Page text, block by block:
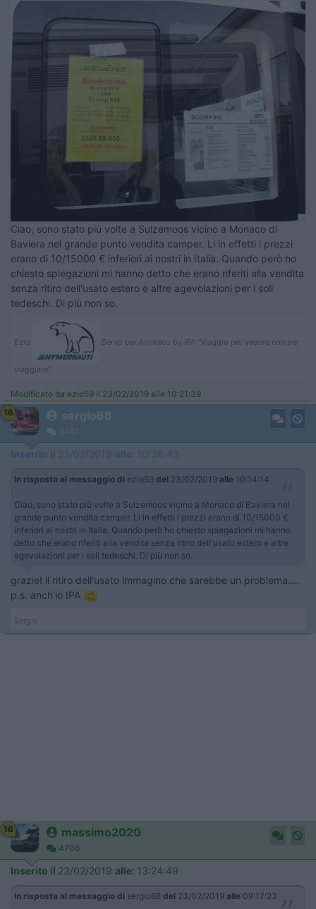
Ciao, sono stato più volte a Sulzemoos vicino a Monaco di
Baviera nel grande punto vendita camper. Li in effetti i prezzi
erano di 10/15000 € inferiori ai nostri in Italia. Quando però ho
chiesto spiegazioni mi hanno detto che erano riferiti alla vendita
senza ritiro dell'usato estero e altre agevolazioni per i soli
tedeschi. Di più non so.
Ezio Servo per Amikeco by IPA "Viaggio per vedere non per
viaggiare"
Modificato da ezio59 il 23/02/2019 alle 10:21:39
16
sergio68
3467
Inserito il 23/02/2019 alle: 10:38:43
In risposta al messaggio di ezio59 del 23/02/2019 alle 10:14:14
Ciao, sono stato più volte a Sulzemoos vicino a Monaco di Baviera nel
grande punto vendita camper. Li in effetti i prezzi erano di 10/15000 €
inferiori ai nostri in Italia. Quando però ho chiesto spiegazioni mi hanno
detto che erano riferiti alla vendita senza ritiro dell'usato estero e altre
agevolazioni per i soli tedeschi. Di più non so.
grazie! il ritiro dell'usato immagino che sarebbe un problema....
p.s. anch'io IPA
Sergio
16 massimo2020
4706
Inserito il 23/02/2019 alle: 13:24:49
In risposta al messaggio di sergio68 del 23/02/2019 alle 09:17:23